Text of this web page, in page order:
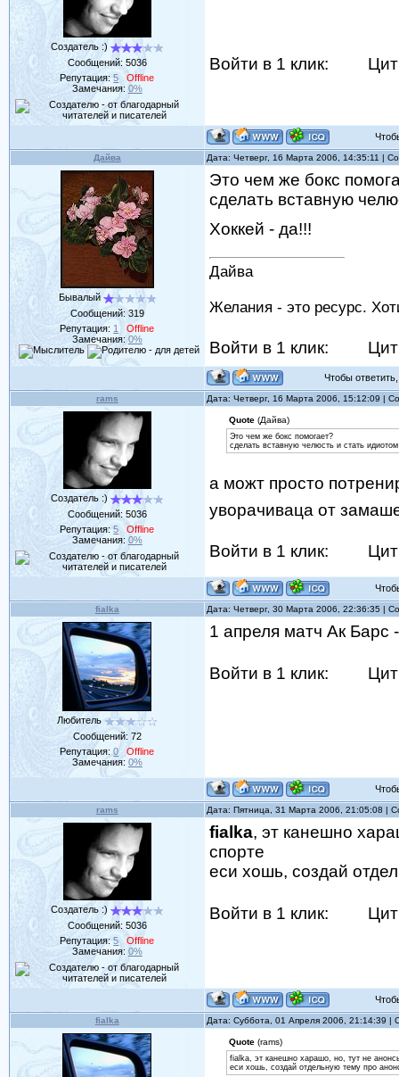
Создатель :)
Сообщений: 5036
Репутация:5
Offline
Замечания: 0%
Войти в 1 клик:
Дайва Дата: Четверг, 16 Марта 2006, 14:35:11 |
Бывалый
Сообщений: 319
Репутация: 1
Offline
Замечания: 0%
Это чем же бокс
сделать вставную
Хоккей - да!!!
Дайва
Желания - это ресурс.
Войти в 1 клик:
Чтобы
rams Дата: Четверг, 16 Марта 2006, 15:12:09 |
Создатель :)
Сообщений: 5036
Репутация:5
Offline
Замечания: 0%
Quote(Дайва)
Это чем же бокс помогает?
сделать вставную челюсть и стать
а можт просто
уворачиваца от
Войти в 1 клик:
fialka Дата: Четверг, 30 Марта 2006, 22:36:35 |
Любитель
Сообщений: 72
Репутация:0
Offline
Замечания: 0%
1 апреля матч Ак Барс
Войти в 1 клик:
rams Дата: Пятница, 31 Марта 2006, 21:05:08 |
Создатель :)
Сообщений: 5036
Репутация:5
Offline
Замечания: 0%
fialka, эт канешно
спорте
еси хошь, создай
Войти в 1 клик:
fialka Дата: Суббота, 01 Апреля 2006, 21:14:39 |
Quote(rams)
fialka, эт канешно харашо, но, тут не
еси хошь, создай отдельную тему про